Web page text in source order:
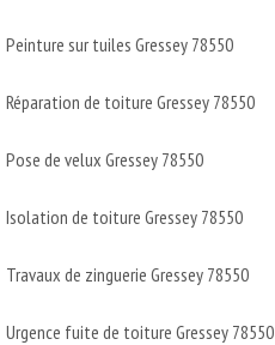
Peinture sur tuiles Gressey 78550
Réparation de toiture Gressey 78550
Pose de velux Gressey 78550
Isolation de toiture Gressey 78550
Travaux de zinguerie Gressey 78550
Urgence fuite de toiture Gressey 78550